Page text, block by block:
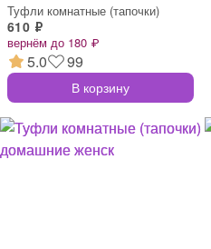
Туфли комнатные (тапочки)
610 ₽
вернём до 180 ₽
5.0 99
В корзину